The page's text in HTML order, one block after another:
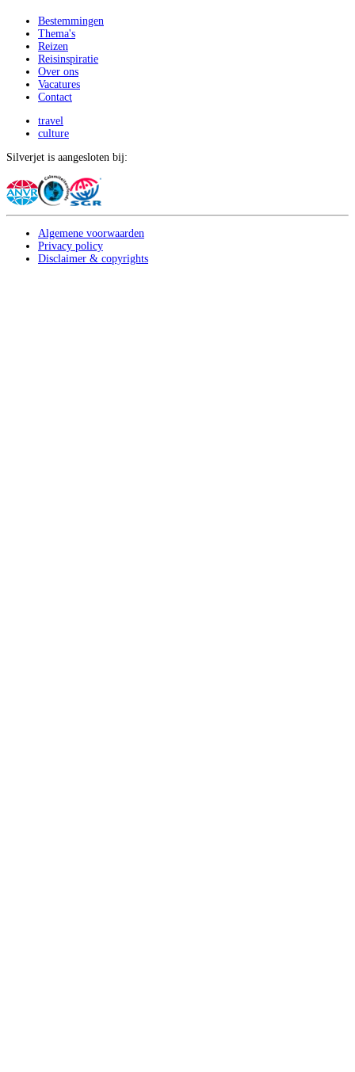
Bestemmingen
Thema's
Reizen
Reisinspiratie
Over ons
Vacatures
Contact
travel
culture
Silverjet is aangesloten bij:
Algemene voorwaarden
Privacy policy
Disclaimer & copyrights